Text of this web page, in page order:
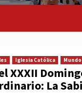
Iglesia Católica Mundo
XXXII
La